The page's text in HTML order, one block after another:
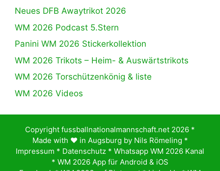
Neues DFB Awaytrikot 2026
WM 2026 Podcast 5.Stern
Panini WM 2026 Stickerkollektion
WM 2026 Trikots – Heim- & Auswärtstrikots
WM 2026 Torschützenkönig & liste
WM 2026 Videos
Copyright fussballnationalmannschaft.net 2026 *
Made with ♥️ in Augsburg by Nils Römeling *
Impressum * Datenschutz * Whatsapp WM 2026 Kanal
* WM 2026 App für Android & iOS